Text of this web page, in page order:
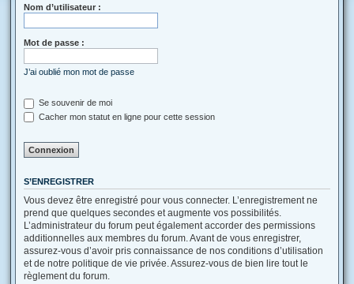
Nom d’utilisateur :
Mot de passe :
J’ai oublié mon mot de passe
Se souvenir de moi
Cacher mon statut en ligne pour cette session
S’ENREGISTRER
Vous devez être enregistré pour vous connecter. L’enregistrement ne
prend que quelques secondes et augmente vos possibilités.
L’administrateur du forum peut également accorder des permissions
additionnelles aux membres du forum. Avant de vous enregistrer,
assurez-vous d’avoir pris connaissance de nos conditions d’utilisation
et de notre politique de vie privée. Assurez-vous de bien lire tout le
règlement du forum.